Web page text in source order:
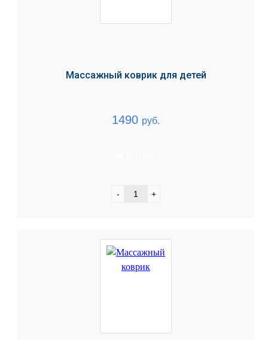
Массажный коврик для детей
1490 руб.
- +